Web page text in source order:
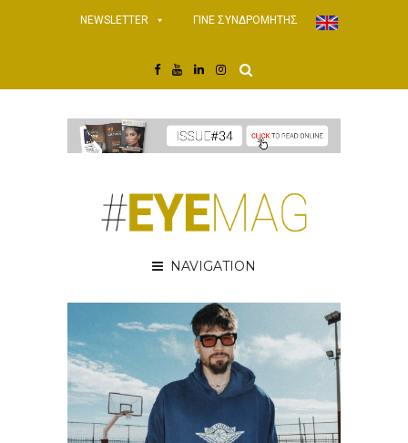
NEWSLETTER ΓΙΝΕ ΣΥΝΔΡΟΜΗΤΗΣ
NAVIGATION